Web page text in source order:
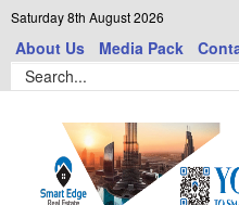
Saturday 8th August 2026
About Us Media Pack